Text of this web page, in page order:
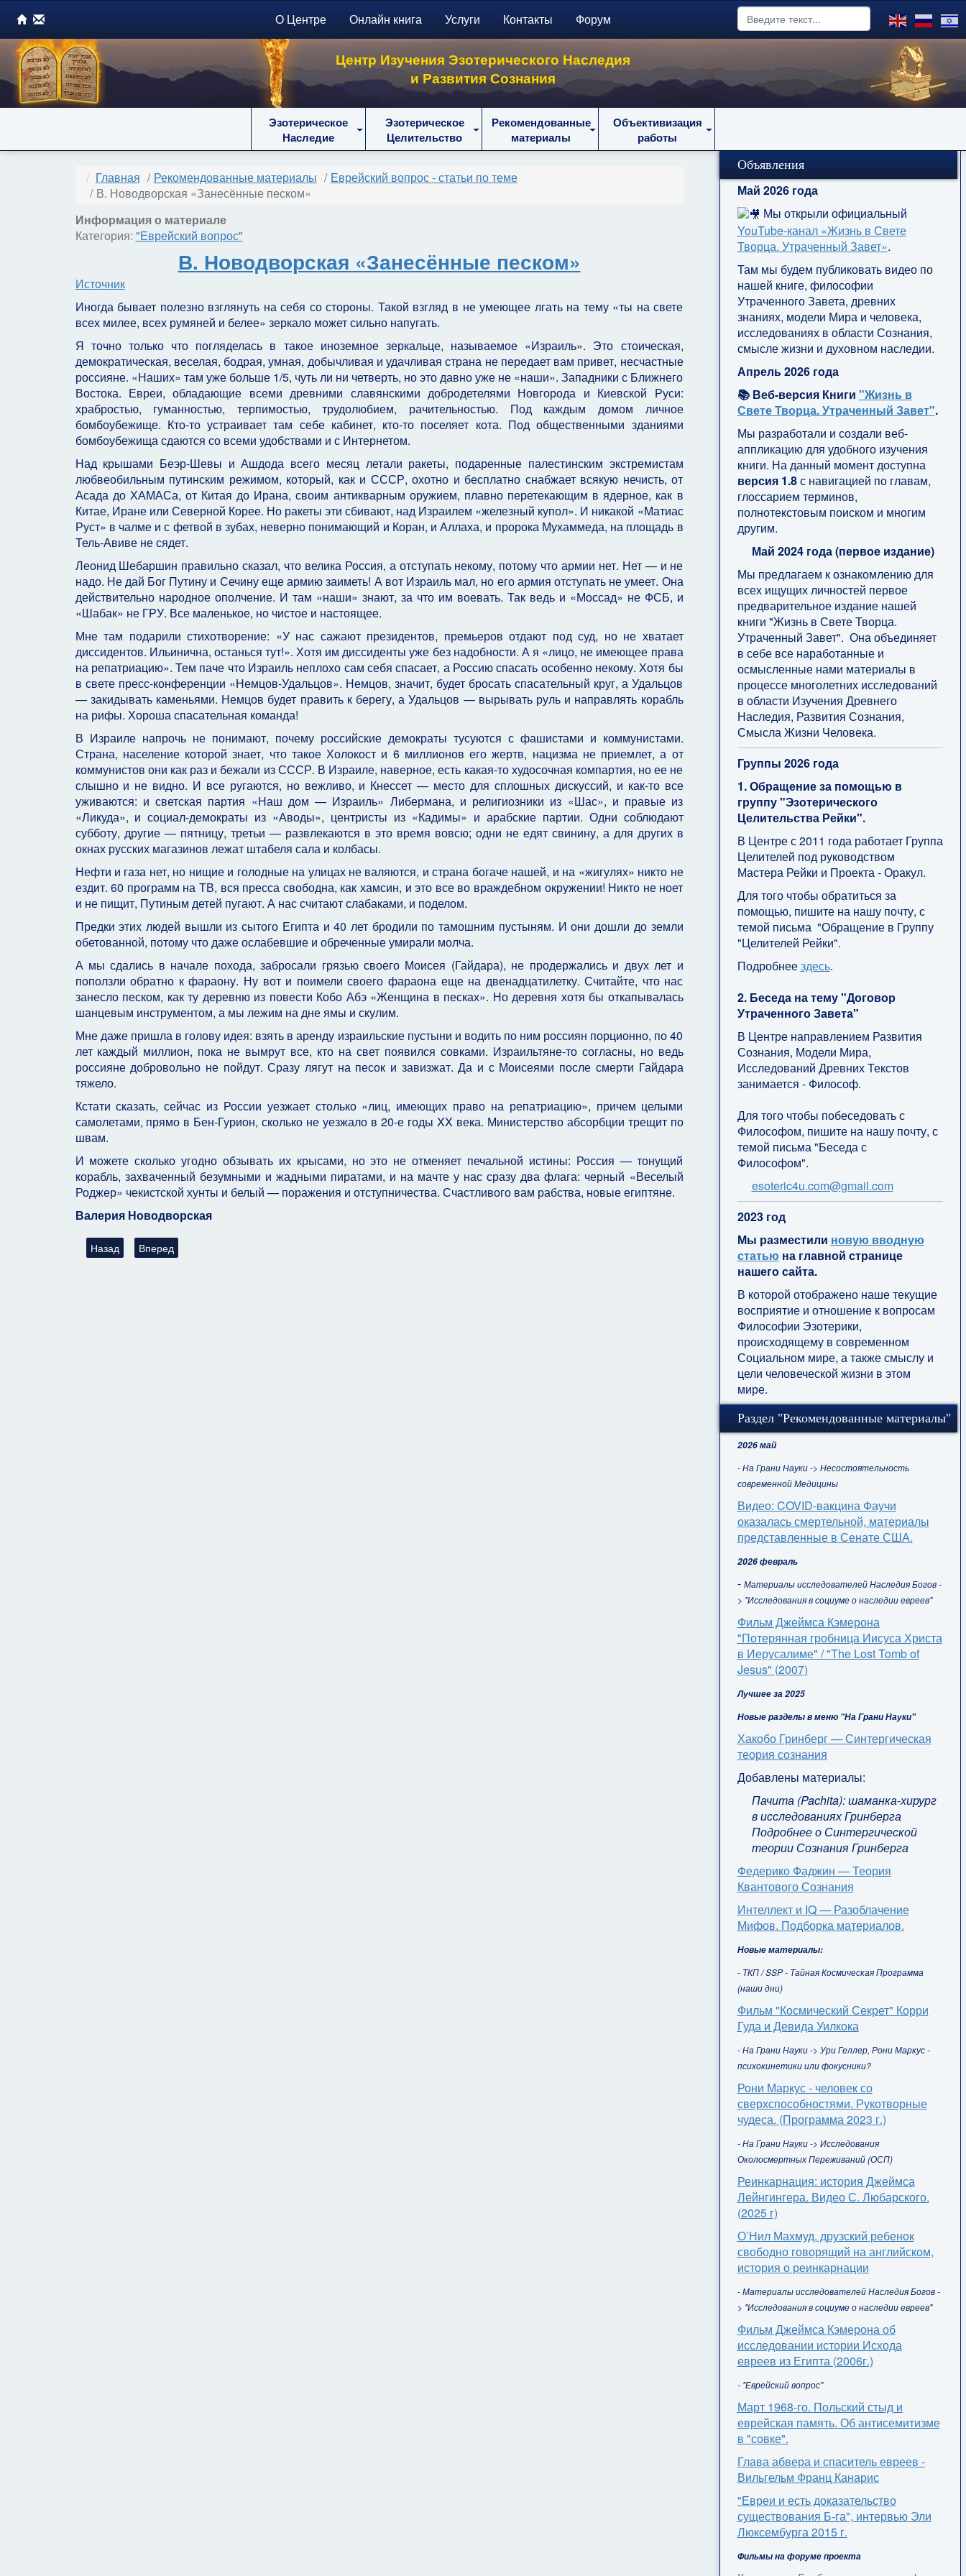
О Центре Онлайн книга Услуги Контакты Форум
Центр Изучения Эзотерического Наследия
и Развития Сознания
Эзотерическое
Наследие
Эзотерическое
Целительство
Рекомендованные
материалы
Объективизация
работы
Главная Рекомендованные материалы
Еврейский вопрос - статьи по теме
В. Новодворская «Занесённые песком»
Информация о материале
Категория: "Еврейский вопрос"
В. Новодворская «Занесённые песком»
Источник
Иногда бывает полезно взглянуть на себя со стороны. Такой взгляд в не умеющее лгать на тему «ты на свете
всех милее, всех румяней и белее» зеркало может сильно напугать.
Я точно только что погляделась в такое иноземное зеркальце, называемое «Израиль». Это стоическая,
демократическая, веселая, бодрая, умная, добычливая и удачливая страна не передает вам привет, несчастные
россияне. «Наших» там уже больше 1/5, чуть ли ни четверть, но это давно уже не «наши». Западники с Ближнего
Востока. Евреи, обладающие всеми древними славянскими добродетелями Новгорода и Киевской Руси:
храбростью, гуманностью, терпимостью, трудолюбием, рачительностью. Под каждым домом личное
бомбоубежище. Кто-то устраивает там себе кабинет, кто-то поселяет кота. Под общественными зданиями
бомбоубежища сдаются со всеми удобствами и с Интернетом.
Над крышами Беэр-Шевы и Ашдода всего месяц летали ракеты, подаренные палестинским экстремистам
любвеобильным путинским режимом, который, как и СССР, охотно и бесплатно снабжает всякую нечисть, от
Асада до ХАМАСа, от Китая до Ирана, своим антикварным оружием, плавно перетекающим в ядерное, как в
Китае, Иране или Северной Корее. Но ракеты эти сбивают, над Израилем «железный купол». И никакой «Матиас
Руст» в чалме и с фетвой в зубах, неверно понимающий и Коран, и Аллаха, и пророка Мухаммеда, на площадь в
Тель-Авиве не сядет.
Леонид Шебаршин правильно сказал, что велика Россия, а отступать некому, потому что армии нет. Нет — и не
надо. Не дай Бог Путину и Сечину еще армию заиметь! А вот Израиль мал, но его армия отступать не умеет. Она
действительно народное ополчение. И там «наши» знают, за что им воевать. Так ведь и «Моссад» не ФСБ, и
«Шабак» не ГРУ. Все маленькое, но чистое и настоящее.
Мне там подарили стихотворение: «У нас сажают президентов, премьеров отдают под суд, но не хватает
диссидентов. Ильинична, останься тут!». Хотя им диссиденты уже без надобности. А я «лицо, не имеющее права
на репатриацию». Тем паче что Израиль неплохо сам себя спасает, а Россию спасать особенно некому. Хотя бы
в свете пресс-конференции «Немцов-Удальцов». Немцов, значит, будет бросать спасательный круг, а Удальцов
— закидывать каменьями. Немцов будет править к берегу, а Удальцов — вырывать руль и направлять корабль
на рифы. Хороша спасательная команда!
В Израиле напрочь не понимают, почему российские демократы тусуются с фашистами и коммунистами.
Страна, население которой знает, что такое Холокост и 6 миллионов его жертв, нацизма не приемлет, а от
коммунистов они как раз и бежали из СССР. В Израиле, наверное, есть какая-то худосочная компартия, но ее не
слышно и не видно. И все ругаются, но вежливо, и Кнессет — место для сплошных дискуссий, и как-то все
уживаются: и светская партия «Наш дом — Израиль» Либермана, и религиозники из «Шас», и правые из
«Ликуда», и социал-демократы из «Аводы», центристы из «Кадимы» и арабские партии. Одни соблюдают
субботу, другие — пятницу, третьи — развлекаются в это время вовсю; одни не едят свинину, а для других в
окнах русских магазинов лежат штабеля сала и колбасы.
Нефти и газа нет, но нищие и голодные на улицах не валяются, и страна богаче нашей, и на «жигулях» никто не
ездит. 60 программ на ТВ, вся пресса свободна, как хамсин, и это все во враждебном окружении! Никто не ноет
и не пищит, Путиным детей пугают. А нас считают слабаками, и поделом.
Предки этих людей вышли из сытого Египта и 40 лет бродили по тамошним пустыням. И они дошли до земли
обетованной, потому что даже ослабевшие и обреченные умирали молча.
А мы сдались в начале похода, забросали грязью своего Моисея (Гайдара), не продержались и двух лет и
поползли обратно к фараону. Ну вот и поимели своего фараона еще на двенадцатилетку. Считайте, что нас
занесло песком, как ту деревню из повести Кобо Абэ «Женщина в песках». Но деревня хотя бы откапывалась
шанцевым инструментом, а мы лежим на дне ямы и скулим.
Мне даже пришла в голову идея: взять в аренду израильские пустыни и водить по ним россиян порционно, по 40
лет каждый миллион, пока не вымрут все, кто на свет появился совками. Израильтяне-то согласны, но ведь
россияне добровольно не пойдут. Сразу лягут на песок и завизжат. Да и с Моисеями после смерти Гайдара
тяжело.
Кстати сказать, сейчас из России уезжает столько «лиц, имеющих право на репатриацию», причем целыми
самолетами, прямо в Бен-Гурион, сколько не уезжало в 20-е годы XX века. Министерство абсорбции трещит по
швам.
И можете сколько угодно обзывать их крысами, но это не отменяет печальной истины: Россия — тонущий
корабль, захваченный безумными и жадными пиратами, и на мачте у нас сразу два флага: черный «Веселый
Роджер» чекистской хунты и белый — поражения и отступничества. Счастливого вам рабства, новые египтяне.
Валерия Новодворская
Предыдущий: Картина маслом
Назад Следующий: Еврей, ты чё такой дерзкий?
Вперед
Объявления
Май 2026 года
Мы открыли официальный
YouTube‑канал «Жизнь в Свете
Творца. Утраченный Завет».
Там мы будем публиковать видео по
нашей книге, философии
Утраченного Завета, древних
знаниях, модели Мира и человека,
исследованиях в области Сознания,
смысле жизни и духовном наследии.
Апрель 2026 года
📚 Веб-версия Книги "Жизнь в
Свете Творца. Утраченный Завет".
Мы разработали и создали веб-
аппликацию для удобного изучения
книги. На данный момент доступна
версия 1.8с навигацией по главам,
глоссарием терминов,
полнотекстовым поиском и многим
другим.
Май 2024 года (первое издание)
Мы предлагаем к ознакомлению для
всех ищущих личностей первое
предварительное издание нашей
книги "Жизнь в Свете Творца.
Утраченный Завет". Она объединяет
в себе все наработанные и
осмысленные нами материалы в
процессе многолетних исследований
в области Изучения Древнего
Наследия, Развития Сознания,
Смысла Жизни Человека.
Группы 2026 года
1. Обращение за помощью в
группу "Эзотерического
Целительства Рейки".
В Центре с 2011 года работает Группа
Целителей под руководством
Мастера Рейки и Проекта - Оракул.
Для того чтобы обратиться за
помощью, пишите на нашу почту, с
темой письма "Обращение в Группу
"Целителей Рейки".
Подробнеездесь.
2. Беседа на тему "Договор
Утраченного Завета"
В Центре направлением Развития
Сознания, Модели Мира,
Исследований Древних Текстов
занимается - Философ.
Для того чтобы побеседовать с
Философом, пишите на нашу почту, с
темой письма "Беседа с
Философом".
esoteric4u.com@gmail.com
2023 год
Мы разместили новую вводную
статью на главной странице
нашего сайта.
В которой отображено наше текущие
восприятие и отношение к вопросам
Философии Эзотерики,
происходящему в современном
Социальном мире, а также смыслу и
цели человеческой жизни в этом
мире.
Раздел "Рекомендованные материалы"
2026 май
- На Грани Науки -> Несостоятельность
современной Медицины
Видео: COVID-вакцина Фаучи
оказалась смертельной, материалы
представленные в Сенате США.
2026 февраль
- Материалы исследователей Наследия Богов -
> "Исследования в социуме о наследии евреев"
Фильм Джеймса Кэмерона
"Потерянная гробница Иисуса Христа
в Иерусалиме" / "The Lost Tomb of
Jesus" (2007)
Лучшее за 2025
Новые разделы в меню "На Грани Науки"
Хакобо Гринберг — Синтергическая
теория сознания
Добавлены материалы:
Пачита (Pachita): шаманка-хирург
в исследованиях Гринберга
Подробнее о Синтергической
теории Сознания Гринберга
Федерико Фаджин — Теория
Квантового Сознания
Интеллект и IQ — Разоблачение
Мифов. Подборка материалов.
Новые материалы:
- ТКП / SSP - Тайная Космическая Программа
(наши дни)
Фильм "Космический Секрет" Корри
Гуда и Девида Уилкока
- На Грани Науки -> Ури Геллер, Рони Маркус -
психокинетики или фокусники?
Рони Маркус - человек со
сверхспособностями. Рукотворные
чудеса. (Программа 2023 г.)
- На Грани Науки -> Исследования
Околосмертных Переживаний (ОСП)
Реинкарнация: история Джеймса
Лейнгингера. Видео С. Любарского.
(2025 г)
О’Нил Махмуд, друзский ребенок
свободно говорящий на английском,
история о реинкарнации
- Материалы исследователей Наследия Богов -
> "Исследования в социуме о наследии евреев"
Фильм Джеймса Кэмерона об
исследовании истории Исхода
евреев из Египта (2006г.)
- "Еврейский вопрос"
Март 1968-го. Польский стыд и
еврейская память. Об антисемитизме
в "совке".
Глава абвера и спаситель евреев -
Вильгельм Франц Канарис
"Евреи и есть доказательство
существования Б-га", интервью Эли
Люксембурга 2015 г.
Фильмы на форуме проекта